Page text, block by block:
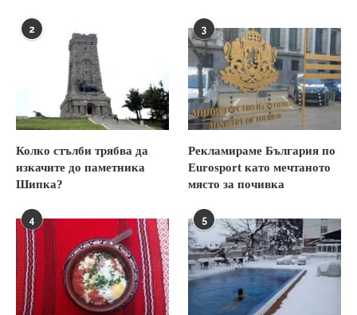
2
Колко стълби трябва да
изкачите до паметника
Шипка?
3
Рекламираме България по
Eurosport като мечтаното
място за почивка
4 5